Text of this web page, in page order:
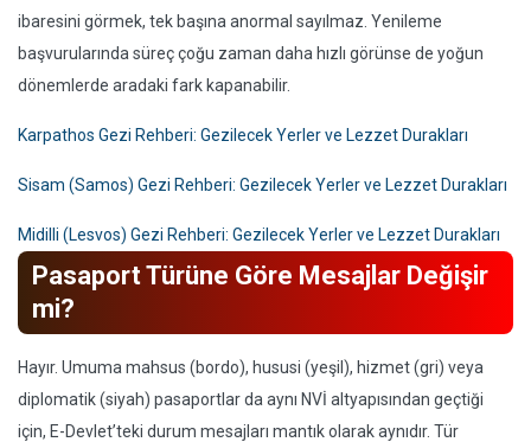
ibaresini görmek, tek başına anormal sayılmaz. Yenileme
başvurularında süreç çoğu zaman daha hızlı görünse de yoğun
dönemlerde aradaki fark kapanabilir.
Karpathos Gezi Rehberi: Gezilecek Yerler ve Lezzet Durakları
Sisam (Samos) Gezi Rehberi: Gezilecek Yerler ve Lezzet Durakları
Midilli (Lesvos) Gezi Rehberi: Gezilecek Yerler ve Lezzet Durakları
Pasaport Türüne Göre Mesajlar Değişir
mi?
Hayır. Umuma mahsus (bordo), hususi (yeşil), hizmet (gri) veya
diplomatik (siyah) pasaportlar da aynı NVİ altyapısından geçtiği
için, E-Devlet’teki durum mesajları mantık olarak aynıdır. Tür